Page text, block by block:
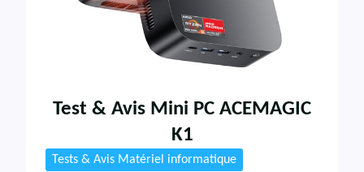
Test & Avis Mini PC ACEMAGIC
K1
Tests & Avis Matériel informatique